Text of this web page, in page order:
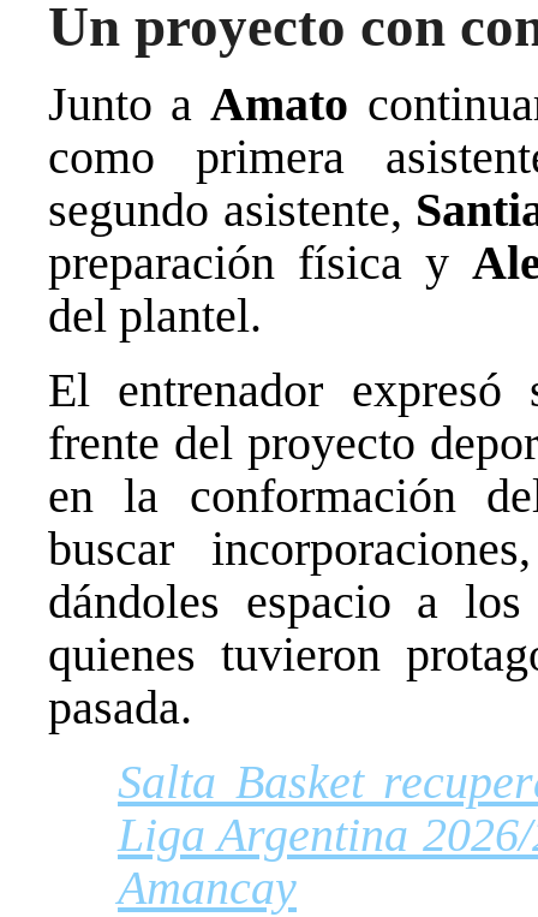
Un proyecto con
Junto aAmato
como primera
segundo asistente,
preparación física y
del plantel.
El entrenador
frente del proyecto
en la conformación
buscar
dándoles espacio a
quienes tuvieron
pasada.
Salta Basket
Liga Argentina
Amancay